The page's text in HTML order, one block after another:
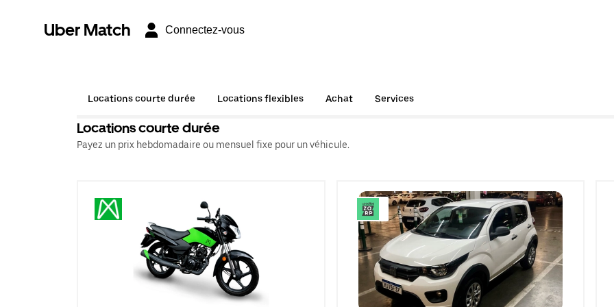
Uber Match Connectez-vous
Locations courte durée Locations flexibles Achat Services
Locations courte durée
Payez un prix hebdomadaire ou mensuel fixe pour un véhicule.